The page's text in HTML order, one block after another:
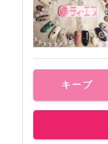
キープ